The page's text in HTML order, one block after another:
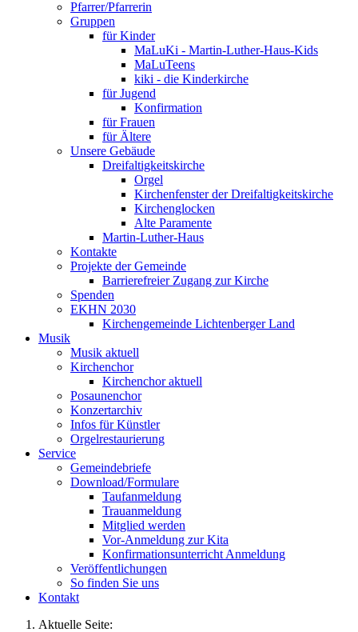
Pfarrer/Pfarrerin
Gruppen
für Kinder
MaLuKi - Martin-Luther-Haus-Kids
MaLuTeens
kiki - die Kinderkirche
für Jugend
Konfirmation
für Frauen
für Ältere
Unsere Gebäude
Dreifaltigkeitskirche
Orgel
Kirchenfenster der Dreifaltigkeitskirche
Kirchenglocken
Alte Paramente
Martin-Luther-Haus
Kontakte
Projekte der Gemeinde
Barrierefreier Zugang zur Kirche
Spenden
EKHN 2030
Kirchengemeinde Lichtenberger Land
Musik
Musik aktuell
Kirchenchor
Kirchenchor aktuell
Posaunenchor
Konzertarchiv
Infos für Künstler
Orgelrestaurierung
Service
Gemeindebriefe
Download/Formulare
Taufanmeldung
Trauanmeldung
Mitglied werden
Vor-Anmeldung zur Kita
Konfirmationsunterricht Anmeldung
Veröffentlichungen
So finden Sie uns
Kontakt
Aktuelle Seite: